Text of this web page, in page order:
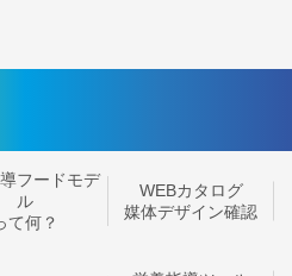
フードモデ
ル
て何？
WEBカタログ
媒体デザイン確認